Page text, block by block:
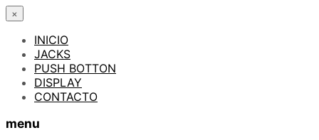
×
INICIO
JACKS
PUSH BOTTON
DISPLAY
CONTACTO
menu